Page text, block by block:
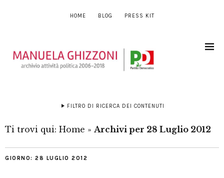
HOME BLOG PRESS KIT
FILTRO DI RICERCA DEI CONTENUTI
Ti trovi qui: Home » Archivi per 28 Luglio 2012
GIORNO: 28 LUGLIO 2012